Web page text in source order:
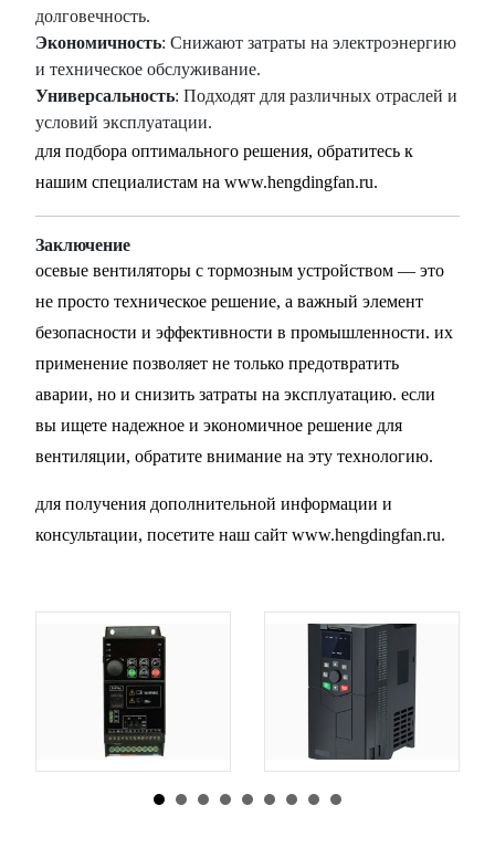
долговечность.
Экономичность: Снижают затраты на электроэнергию
и техническое обслуживание.
Универсальность: Подходят для различных отраслей и
условий эксплуатации.
для подбора оптимального решения, обратитесь к
нашим специалистам на www.hengdingfan.ru.
Заключение
осевые вентиляторы с тормозным устройством — это
не просто техническое решение, а важный элемент
безопасности и эффективности в промышленности. их
применение позволяет не только предотвратить
аварии, но и снизить затраты на эксплуатацию. если
вы ищете надежное и экономичное решение для
вентиляции, обратите внимание на эту технологию.
для получения дополнительной информации и
консультации, посетите наш сайт www.hengdingfan.ru.
31 1 月,
由admin |
30 1 月,
2026
由admin |